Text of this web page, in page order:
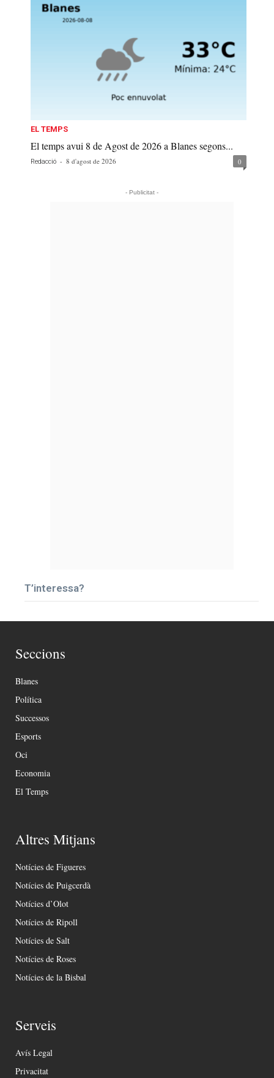
EL TEMPS
El temps avui 8 de Agost de 2026 a Blanes segons...
Redacció - 8 d'agost de 2026 0
- Publicitat -
T’interessa?
Seccions
Blanes
Política
Successos
Esports
Oci
Economia
El Temps
Altres Mitjans
Notícies de Figueres
Notícies de Puigcerdà
Notícies d’Olot
Notícies de Ripoll
Notícies de Salt
Notícies de Roses
Notícies de la Bisbal
Serveis
Avís Legal
Privacitat